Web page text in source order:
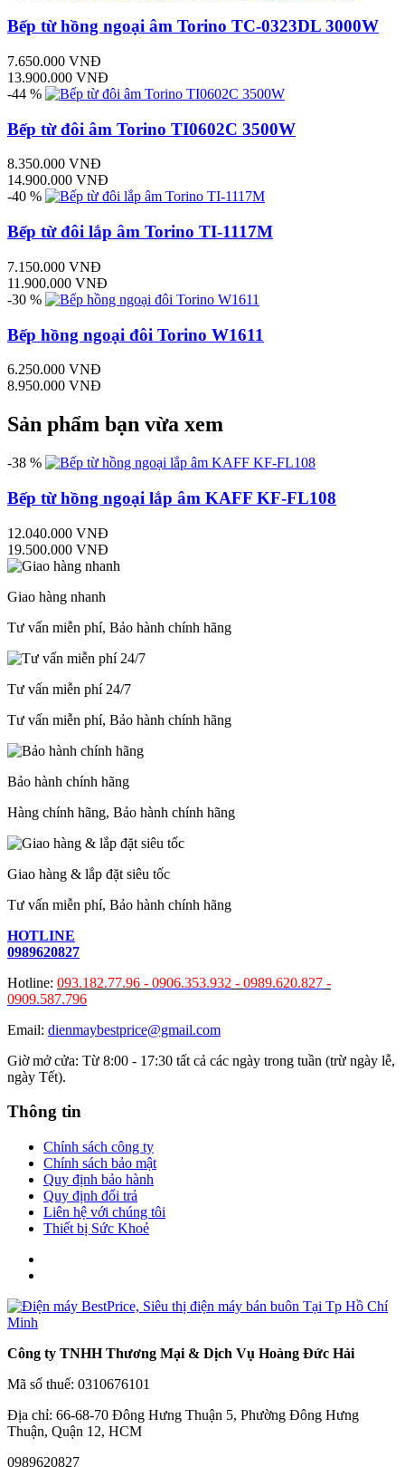
Bếp từ hồng ngoại âm Torino TC-0323DL 3000W
7.650.000 VNĐ
13.900.000 VNĐ
-44 %
Bếp từ đôi âm Torino TI0602C 3500W
8.350.000 VNĐ
14.900.000 VNĐ
-40 %
Bếp từ đôi lắp âm Torino TI-1117M
7.150.000 VNĐ
11.900.000 VNĐ
-30 %
Bếp hồng ngoại đôi Torino W1611
6.250.000 VNĐ
8.950.000 VNĐ
Sản phẩm bạn vừa xem
-38 %
Bếp từ hồng ngoại lắp âm KAFF KF-FL108
12.040.000 VNĐ
19.500.000 VNĐ
Giao hàng nhanh
Tư vấn miễn phí, Bảo hành chính hãng
Tư vấn miễn phí 24/7
Tư vấn miễn phí, Bảo hành chính hãng
Bảo hành chính hãng
Hàng chính hãng, Bảo hành chính hãng
Giao hàng & lắp đặt siêu tốc
Tư vấn miễn phí, Bảo hành chính hãng
HOTLINE
0989620827
Hotline: 093.182.77.96 - 0906.353.932 - 0989.620.827 -
0909.587.796
Email: dienmaybestprice@gmail.com
Giờ mở cửa: Từ 8:00 - 17:30 tất cả các ngày trong tuần (trừ ngày lễ,
ngày Tết).
Thông tin
Chính sách công ty
Chính sách bảo mật
Quy định bảo hành
Quy định đổi trả
Liên hệ với chúng tôi
Thiết bị Sức Khoẻ
Công ty TNHH Thương Mại & Dịch Vụ Hoàng Đức Hải
Mã số thuế: 0310676101
Địa chỉ: 66-68-70 Đông Hưng Thuận 5, Phường Đông Hưng
Thuận, Quận 12, HCM
0989620827